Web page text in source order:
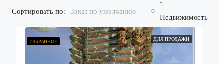
1
Недвижимость
Сортировать по: Заказ по умолчанию
ИЗБРАННОЕ ДЛЯ ПРОДАЖИ